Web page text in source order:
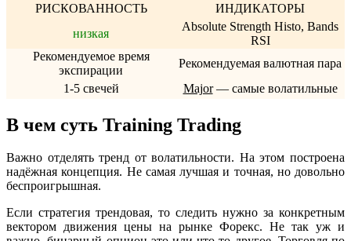
РИСКОВАННОСТЬ
ИНДИКАТОРЫ
низкая
Absolute Strength Histo, Bands
RSI
Рекомендуемое время
экспирации
Рекомендуемая валютная пара
1-5 свечей
Major— самые волатильные
В чем суть Training Trading
Важно отделять тренд от волатильности. На этом построена
надёжная концепция. Не самая лучшая и точная, но довольно
беспроигрышная.
Если стратегия трендовая, то следить нужно за конкретным
вектором движения цены на рынке Форекс. Не так уж и